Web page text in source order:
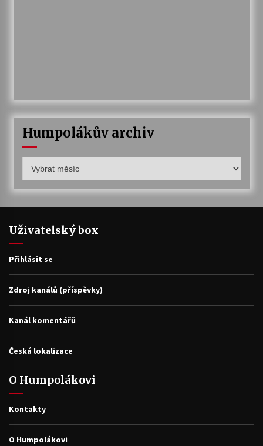
Humpolákův archiv
archiv
Uživatelský box
Přihlásit se
Zdroj kanálů (příspěvky)
Kanál komentářů
Česká lokalizace
O Humpolákovi
Kontakty
O Humpolákovi